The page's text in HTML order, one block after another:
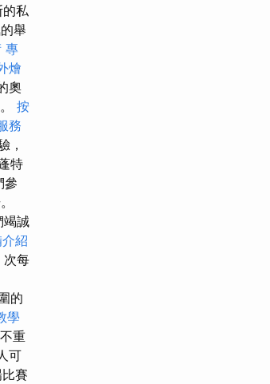
私
舉
專
燴
奧
按
務
，
特
參
竭誠
紹
次每
的
學
重
可
賽